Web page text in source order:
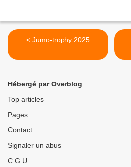
< Jumo-trophy 2025
Hébergé par Overblog
Top articles
Pages
Contact
Signaler un abus
C.G.U.